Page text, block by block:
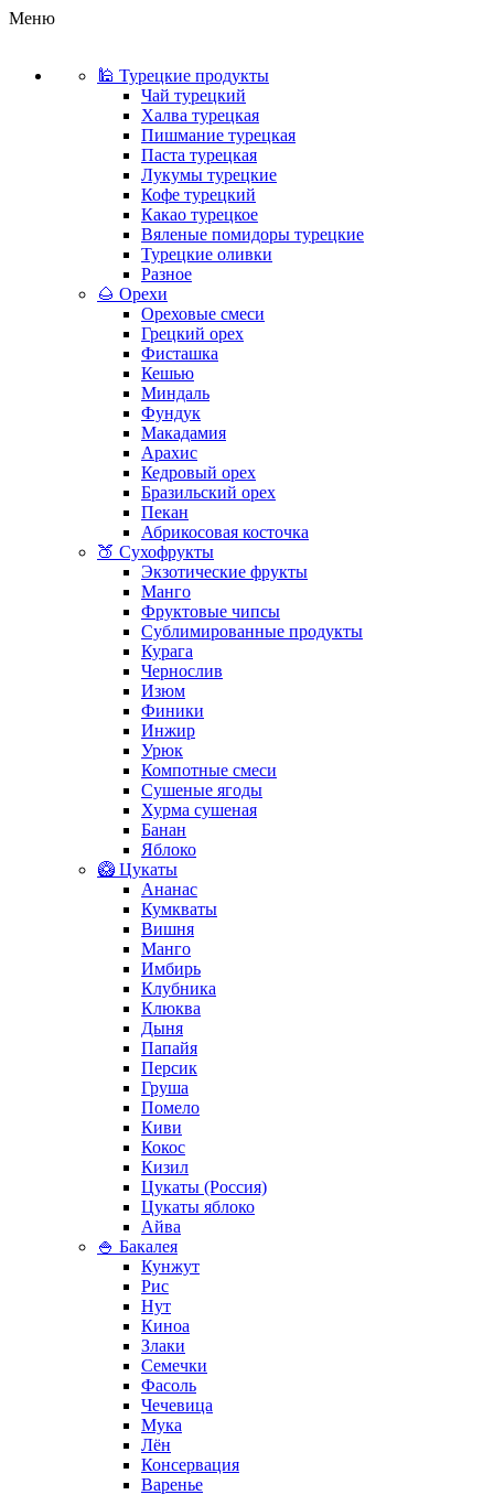
Меню
🕌 Турецкие продукты
Чай турецкий
Халва турецкая
Пишмание турецкая
Паста турецкая
Лукумы турецкие
Кофе турецкий
Какао турецкое
Вяленые помидоры турецкие
Турецкие оливки
Разное
🌰 Орехи
Ореховые смеси
Грецкий орех
Фисташка
Кешью
Миндаль
Фундук
Макадамия
Арахис
Кедровый орех
Бразильский орех
Пекан
Абрикосовая косточка
🍑 Сухофрукты
Экзотические фрукты
Манго
Фруктовые чипсы
Сублимированные продукты
Курага
Чернослив
Изюм
Финики
Инжир
Урюк
Компотные смеси
Сушеные ягоды
Хурма сушеная
Банан
Яблоко
🥝 Цукаты
Ананас
Кумкваты
Вишня
Манго
Имбирь
Клубника
Клюква
Дыня
Папайя
Персик
Груша
Помело
Киви
Кокос
Кизил
Цукаты (Россия)
Цукаты яблоко
Айва
🍚 Бакалея
Кунжут
Рис
Нут
Киноа
Злаки
Семечки
Фасоль
Чечевица
Мука
Лён
Консервация
Варенье